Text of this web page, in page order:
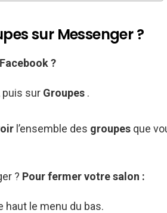
sur Messenger ?
Facebook ?
puis sur Groupes .
l’ensemble des groupes que
? Pour fermer votresalon :
haut le menu du bas.